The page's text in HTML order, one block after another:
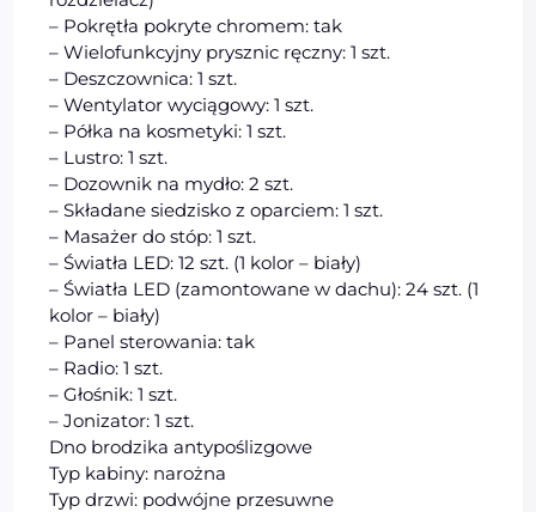
– Pokrętła pokryte chromem: tak
– Wielofunkcyjny prysznic ręczny: 1 szt.
– Deszczownica: 1 szt.
– Wentylator wyciągowy: 1 szt.
– Półka na kosmetyki: 1 szt.
– Lustro: 1 szt.
– Dozownik na mydło: 2 szt.
– Składane siedzisko z oparciem: 1 szt.
– Masażer do stóp: 1 szt.
– Światła LED: 12 szt. (1 kolor – biały)
– Światła LED (zamontowane w dachu): 24 szt. (1
kolor – biały)
– Panel sterowania: tak
– Radio: 1 szt.
– Głośnik: 1 szt.
– Jonizator: 1 szt.
Dno brodzika antypoślizgowe
Typ kabiny: narożna
Typ drzwi: podwójne przesuwne